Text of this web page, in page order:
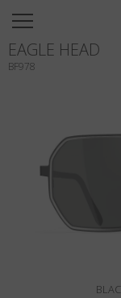
SUN
OPTICAL
TITANIUM
NEWSROOM
TIENDAS
EAGLE HEAD
BF978